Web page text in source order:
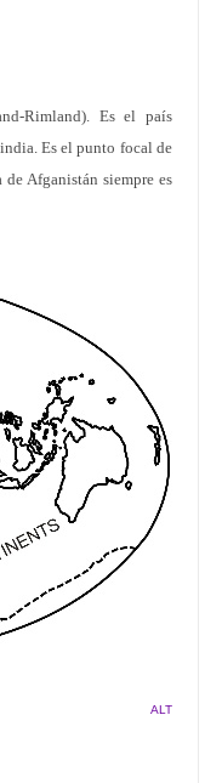
Rimland). Es el país
Es el punto focal de
Afganistán siempre es
ALT